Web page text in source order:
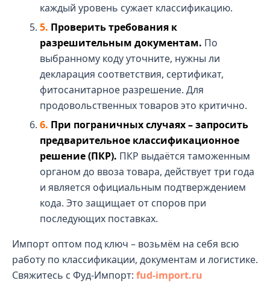
каждый уровень сужает классификацию.
Проверить требования к
разрешительным документам. По
выбранному коду уточните, нужны ли
декларация соответствия, сертификат,
фитосанитарное разрешение. Для
продовольственных товаров это критично.
При пограничных случаях – запросить
предварительное классификационное
решение (ПКР). ПКР выдаётся таможенным
органом до ввоза товара, действует три года
и является официальным подтверждением
кода. Это защищает от споров при
последующих поставках.
Импорт оптом под ключ – возьмём на себя всю
работу по классификации, документам и логистике.
Свяжитесь с Фуд-Импорт: fud-import.ru